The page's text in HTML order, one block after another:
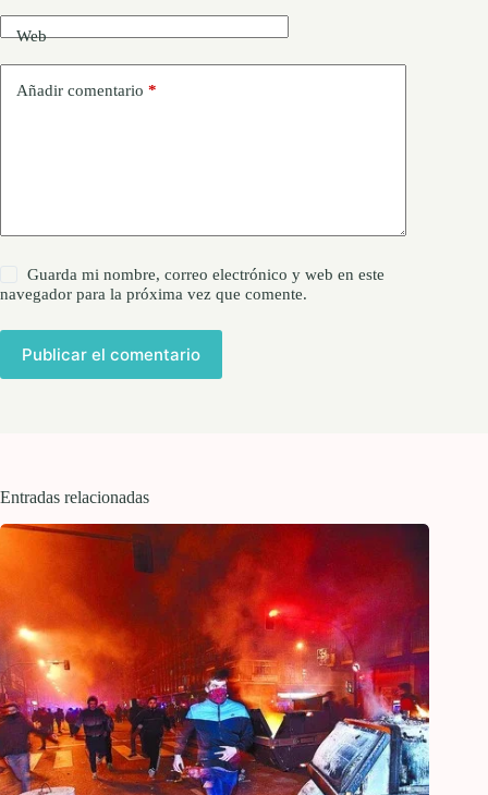
Web
Añadir comentario *
Guarda mi nombre, correo electrónico y web en este
navegador para la próxima vez que comente.
Publicar el comentario
Entradas relacionadas